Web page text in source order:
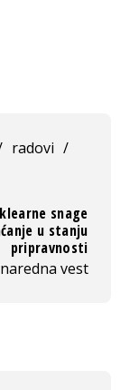
radovi /
snage
u stanju
pripravnosti
naredna vest